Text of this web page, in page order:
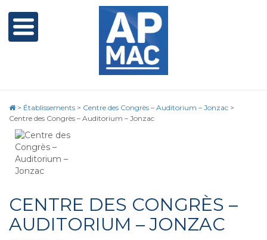
> Établissements > Centre des Congrès – Auditorium – Jonzac >
Centre des Congrès – Auditorium – Jonzac
CENTRE DES CONGRÈS –
AUDITORIUM – JONZAC